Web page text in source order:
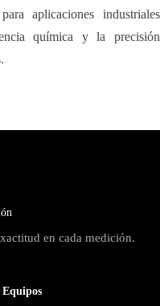
aplicaciones industriales
química y la precisión
en cada medición.